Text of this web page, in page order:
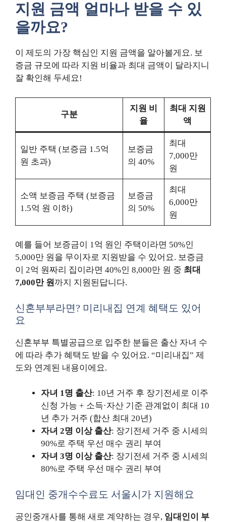
지원 금액 얼마나 받을 수 있
을까요?
이 제도의 가장 핵심인 지원 금액을 알아볼게요. 보
증금 규모에 따라 지원 비율과 최대 금액이 달라지니
잘 확인해 두세요!
구분
지원 비
율
최대 지원
액
일반 주택 (보증금 1.5억
원 초과)
보증금
의 40%
최대
7,000만
원
소액 보증금 주택 (보증금
1.5억 원 이하)
보증금
의 50%
최대
6,000만
원
예를 들어 보증금이 1억 원인 주택이라면 50%인
5,000만 원을 무이자로 지원받을 수 있어요. 보증금
이 2억 원짜리 집이라면 40%인 8,000만 원 중 최대
7,000만 원까지 지원된답니다.
신혼부부라면? 미리내집 연계 혜택도 있어
요
신혼부부 특별공급으로 입주한 분들은 출산 자녀 수
에 따라 추가 혜택도 받을 수 있어요. “미리내집” 제
도와 연계된 내용이에요.
자녀 1명 출산: 10년 거주 후 장기전세로 이주
신청 가능 + 소득·자산 기준 관계없이 최대 10
년 추가 거주 (합산 최대 20년)
자녀 2명 이상 출산: 장기전세 거주 중 시세의
90%로 주택 우선 매수 권리 부여
자녀 3명 이상 출산: 장기전세 거주 중 시세의
80%로 주택 우선 매수 권리 부여
임대인 중개수수료도 서울시가 지원해요
공인중개사를 통해 새로 계약하는 경우, 임대인이 부